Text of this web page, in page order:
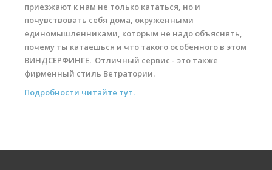
приезжают к нам не только кататься, но и
почувствовать себя дома, окруженными
единомышленниками, которым не надо объяснять,
почему ты катаешься и что такого особенного в этом
ВИНДСЕРФИНГЕ. Отличный сервис - это также
фирменный стиль Ветратории.
Подробности читайте тут.